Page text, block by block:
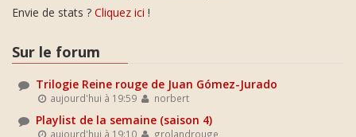
Envie de stats ? Cliquez ici !
Sur le forum
Trilogie Reine rouge de Juan Gómez-Jurado
aujourd'hui à 19:59 norbert
Playlist de la semaine (saison 4)
aujourd'hui à 19:10 grolandrouge